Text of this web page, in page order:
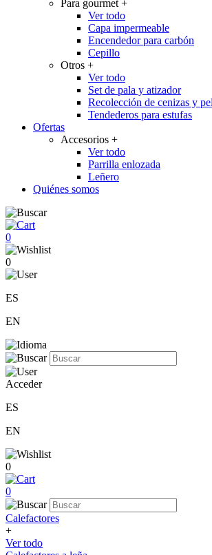
Para gourmet +
Ver todo
Capa impermeable
Encendedor para carbón
Cepillo
Otros +
Ver todo
Set de pala y atizador
Recolección de cenizas y
Tendederos para estufas
Ofertas
Accesorios +
Ver todo
Parrilla enlozada
Leñero
Quiénes somos
0
0
ES
EN
Acceder
ES
EN
0
0
Calefactores
+
Ver todo